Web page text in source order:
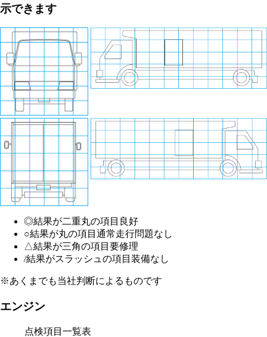
示できます
◎結果が二重丸の項目 良好
○結果が丸の項目 通常走行問題なし
△結果が三角の項目 要修理
/結果がスラッシュの項目 装備なし
※あくまでも当社判断によるものです
エンジン
点検項目一覧表